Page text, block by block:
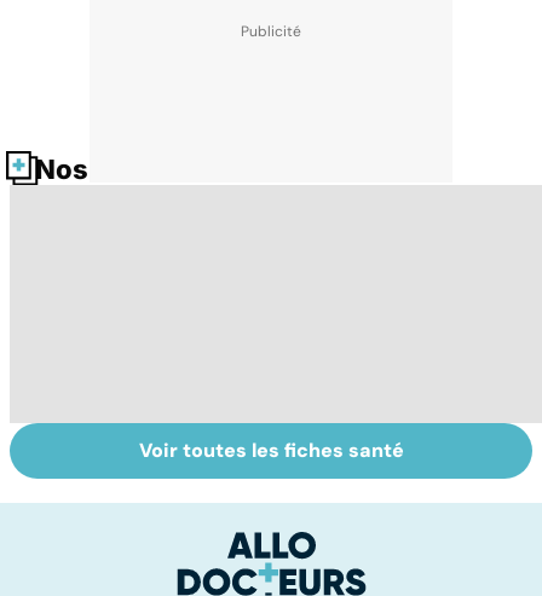
Nos fiches santé
Donner son corps
à la science
La greffe, du
prélèvement à la
Voir toutes les fiches santé